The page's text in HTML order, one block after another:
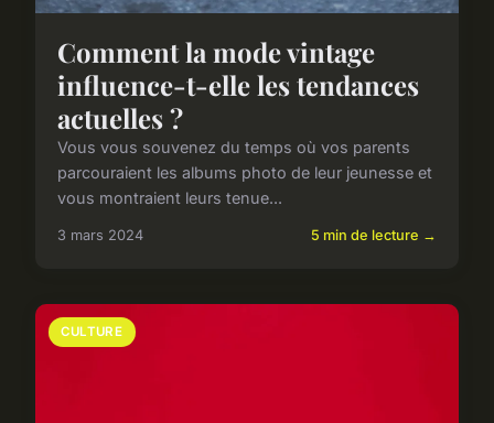
Comment la mode vintage
influence-t-elle les tendances
actuelles ?
Vous vous souvenez du temps où vos parents
parcouraient les albums photo de leur jeunesse et
vous montraient leurs tenue...
3 mars 2024 5 min de lecture →
CULTURE